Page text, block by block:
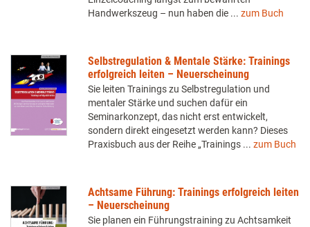
Handwerkszeug – nun haben die ... zum Buch
Selbstregulation & Mentale Stärke: Trainings
erfolgreich leiten – Neuerscheinung
Sie leiten Trainings zu Selbstregulation und
mentaler Stärke und suchen dafür ein
Seminarkonzept, das nicht erst entwickelt,
sondern direkt eingesetzt werden kann? Dieses
Praxisbuch aus der Reihe „Trainings ... zum Buch
Achtsame Führung: Trainings erfolgreich leiten
– Neuerscheinung
Sie planen ein Führungstraining zu Achtsamkeit